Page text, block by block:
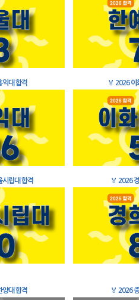
익대 합격 🏅 2026 이
시립대 합격 🏅 2026
양대 합격 🏅 2026